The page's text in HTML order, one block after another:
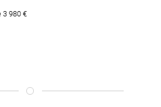
de Hveravellir, Laugafell,
3 980 €